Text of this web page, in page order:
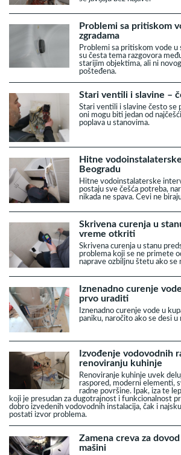
Problemi sa pritiskom
zgradama
Problemi sa pritiskom vode u
su česta tema razgovora
starijim objektima, ali ni
pošteđena.
Stari ventili i slavine –
Stari ventili i slavine često se
oni mogu biti jedan od
poplava u stanovima.
Hitne
Beogradu
Hitne vodoinstalaterske
postaju sve češća potreba,
nikada ne spava. Cevi ne
Skrivena curenja u
vreme otkriti
Skrivena curenja u stanu
problema koji se ne primete
naprave ozbiljnu štetu ako se
Iznenadno curenje
prvo uraditi
Iznenadno curenje vode u
paniku, naročito ako se desi
Izvođenje vodovodnih
renoviranju kuhinje
Renoviranje kuhinje uvek
raspored, moderni elementi,
radne površine. Ipak, iza te
koji je presudan za dugotrajnost i funkcionalnost
dobro izvedenih vodovodnih instalacija, čak i
postati izvor problema.
Zamena creva za
mašini